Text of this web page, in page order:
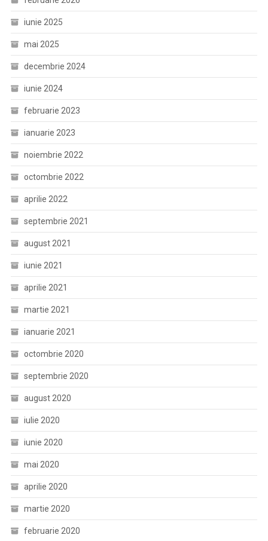
iunie 2025
mai 2025
decembrie 2024
iunie 2024
februarie 2023
ianuarie 2023
noiembrie 2022
octombrie 2022
aprilie 2022
septembrie 2021
august 2021
iunie 2021
aprilie 2021
martie 2021
ianuarie 2021
octombrie 2020
septembrie 2020
august 2020
iulie 2020
iunie 2020
mai 2020
aprilie 2020
martie 2020
februarie 2020